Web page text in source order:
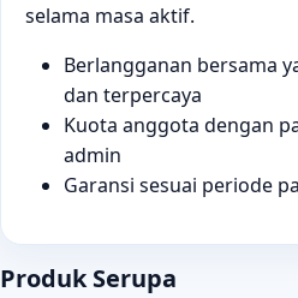
selama masa aktif.
Berlangganan bersama
dan terpercaya
Kuota anggota dengan
admin
Garansi sesuai periode
Produk Serupa